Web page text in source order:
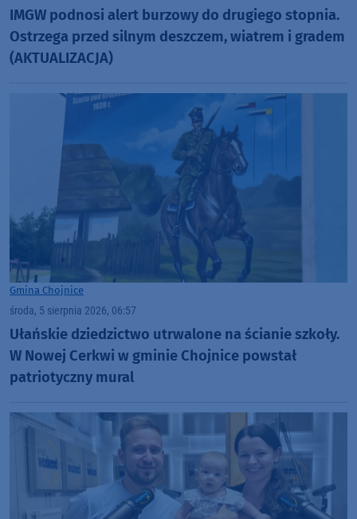
IMGW podnosi alert burzowy do drugiego stopnia.
Ostrzega przed silnym deszczem, wiatrem i gradem
(AKTUALIZACJA)
Gmina Chojnice
środa, 5 sierpnia 2026, 06:57
Ułańskie dziedzictwo utrwalone na ścianie szkoły.
W Nowej Cerkwi w gminie Chojnice powstał
patriotyczny mural